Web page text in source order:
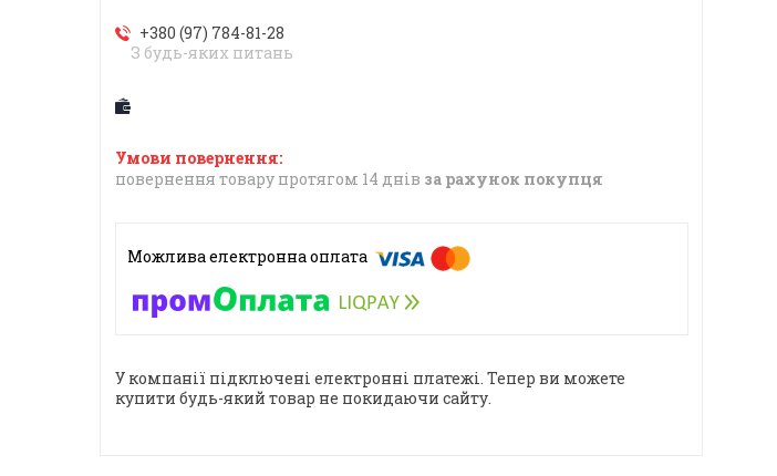
+380 (97) 784-81-28
З будь-яких питань
повернення товару протягом 14 днів за рахунок покупця
У компанії підключені електронні платежі. Тепер ви можете
купити будь-який товар не покидаючи сайту.